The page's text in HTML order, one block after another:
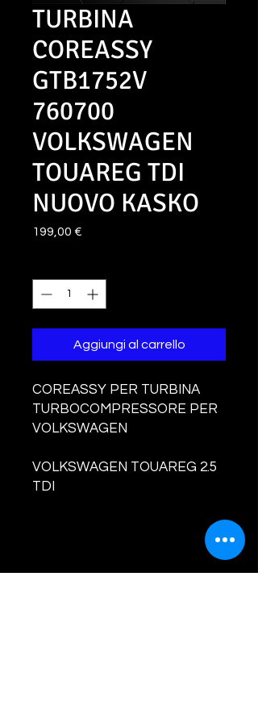
TURBINA
COREASSY
GTB1752V
760700
VOLKSWAGEN
TOUAREG TDI
NUOVO KASKO
199,00 €
Aggiungi al carrello
COREASSY PER TURBINA
TURBOCOMPRESSORE PER
VOLKSWAGEN
VOLKSWAGEN TOUAREG 2.5
TDI